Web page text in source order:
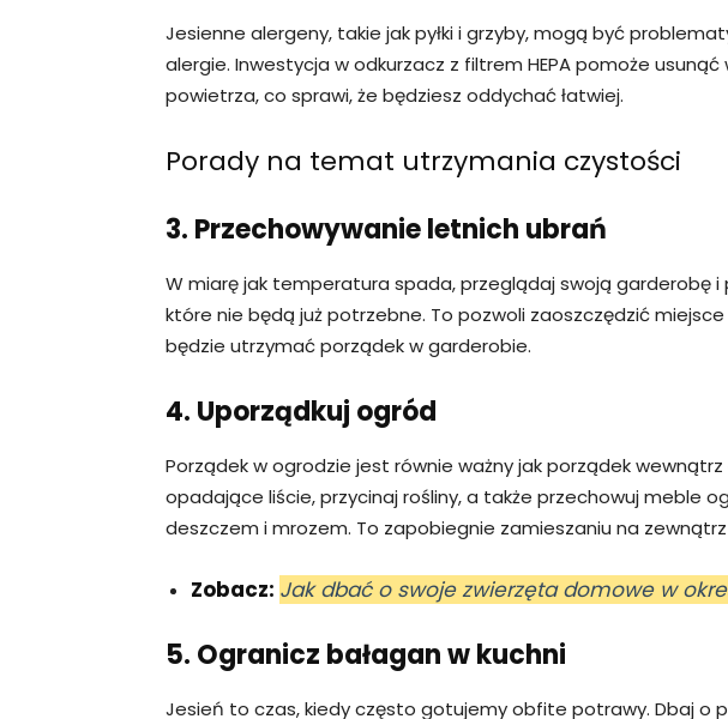
Jesienne alergeny, takie jak pyłki i grzyby, mogą być
alergie. Inwestycja w odkurzacz z filtrem HEPA pomoże
powietrza, co sprawi, że będziesz oddychać łatwiej.
Porady na temat utrzymania czystości
3. Przechowywanie letnich ubrań
W miarę jak temperatura spada, przeglądaj swoją garderobę i
które nie będą już potrzebne. To pozwoli zaoszczędzić miejsce
będzie utrzymać porządek w garderobie.
4. Uporządkuj ogród
Porządek w ogrodzie jest równie ważny jak porządek
opadające liście, przycinaj rośliny, a także przechowuj meble
deszczem i mrozem. To zapobiegnie zamieszaniu na
Zobacz: Jak dbać o swoje zwierzęta domowe w
5. Ogranicz bałagan w kuchni
Jesień to czas, kiedy często gotujemy obfite potrawy. Dbaj o